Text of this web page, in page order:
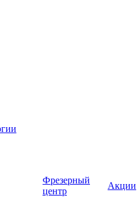
Фрезерный
центр
Акции